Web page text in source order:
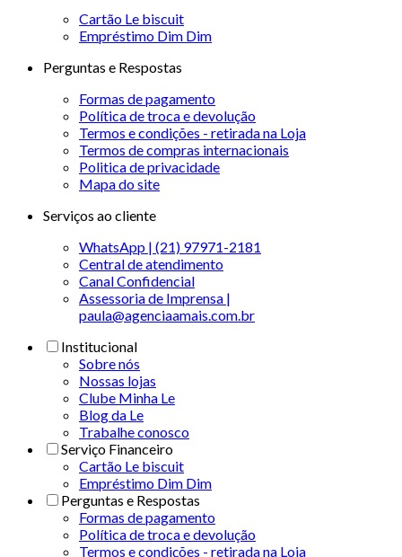
Cartão Le biscuit
Empréstimo Dim Dim
Perguntas e Respostas
Formas de pagamento
Política de troca e devolução
Termos e condições - retirada na Loja
Termos de compras internacionais
Politica de privacidade
Mapa do site
Serviços ao cliente
WhatsApp | (21) 97971-2181
Central de atendimento
Canal Confidencial
Assessoria de Imprensa |
paula@agenciaamais.com.br
Institucional
Sobre nós
Nossas lojas
Clube Minha Le
Blog da Le
Trabalhe conosco
Serviço Financeiro
Cartão Le biscuit
Empréstimo Dim Dim
Perguntas e Respostas
Formas de pagamento
Política de troca e devolução
Termos e condições - retirada na Loja